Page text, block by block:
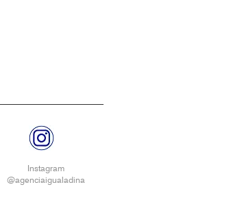
Instagram
@agenciaigualadina